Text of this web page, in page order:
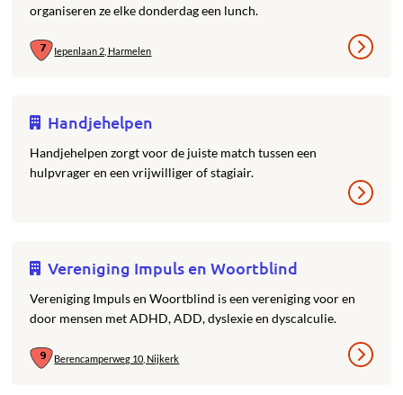
organiseren ze elke donderdag een lunch.
Iepenlaan 2, Harmelen
Handjehelpen
Handjehelpen zorgt voor de juiste match tussen een
hulpvrager en een vrijwilliger of stagiair.
Vereniging Impuls en Woortblind
Vereniging Impuls en Woortblind is een vereniging voor en
door mensen met ADHD, ADD, dyslexie en dyscalculie.
Berencamperweg 10, Nijkerk